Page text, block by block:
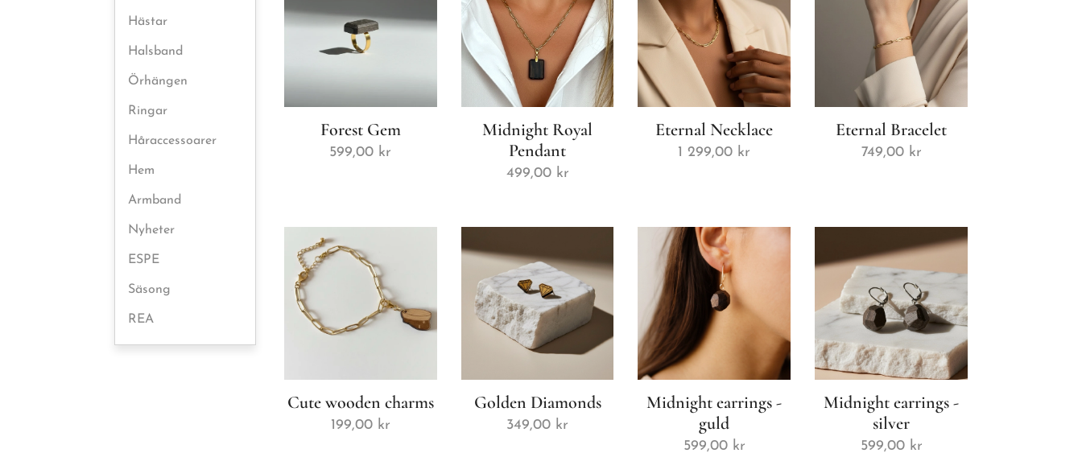
Hästar
Halsband
Örhängen
Ringar
Håraccessoarer
Hem
Armband
Nyheter
ESPE
Säsong
REA
Forest Gem
599,00 kr
Midnight Royal
Pendant
499,00kr
Eternal Necklace
1 299,00 kr
Eternal Bracelet
749,00kr
Cute wooden charms
199,00kr
Golden Diamonds
349,00 kr
Midnight earrings -
guld
599,00kr
Midnight earrings -
silver
599,00kr